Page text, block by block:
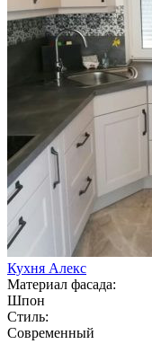
Кухня Алекс
Материал фасада:
Шпон
Стиль:
Современный